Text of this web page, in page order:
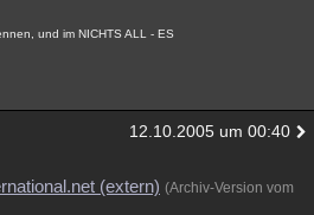
und im NICHTS ALL - ES
12.10.2005 um 00:40
(extern) (Archiv-Version vom